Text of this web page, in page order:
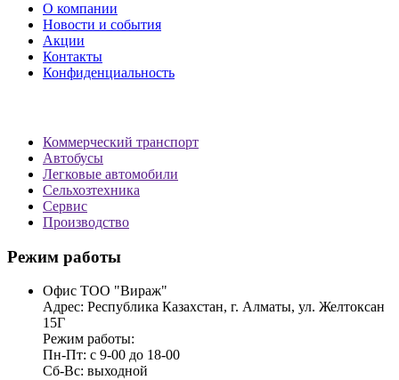
О компании
Новости и события
Акции
Контакты
Конфиденциальность
Коммерческий транспорт
Автобусы
Легковые автомобили
Сельхозтехника
Сервис
Производство
Режим работы
Офис ТОО "Вираж"
Адрес: Республика Казахстан, г. Алматы, ул. Желтоксан
15Г
Режим работы:
Пн-Пт: с 9-00 до 18-00
Сб-Вс: выходной